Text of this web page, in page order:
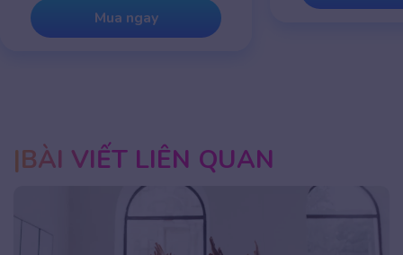
Mua ngay
BÀI VIẾT LIÊN QUAN